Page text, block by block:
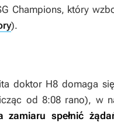
Champions, który
).
doktor H8 domaga
od 8:08 rano), w
spełnić